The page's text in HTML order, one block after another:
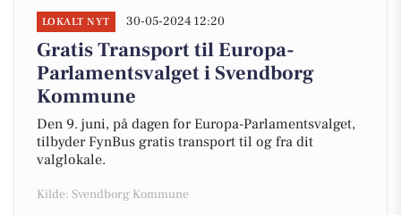
LOKALT NYT 30-05-2024 12:20
Gratis Transport til Europa-
Parlamentsvalget i Svendborg
Kommune
Den 9. juni, på dagen for Europa-Parlamentsvalget,
tilbyder FynBus gratis transport til og fra dit
valglokale.
Kilde: Svendborg Kommune